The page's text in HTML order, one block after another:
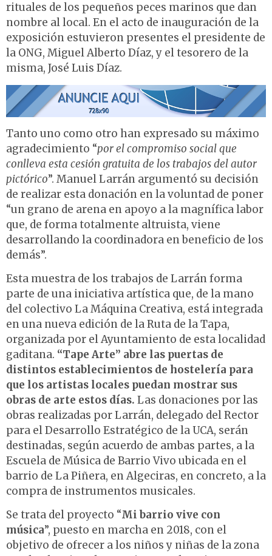
rituales de los pequeños peces marinos que dan
nombre al local. En el acto de inauguración de la
exposición estuvieron presentes el presidente de
la ONG, Miguel Alberto Díaz, y el tesorero de la
misma, José Luis Díaz.
Tanto uno como otro han expresado su máximo
agradecimiento “por el compromiso social que
conlleva esta cesión gratuita de los trabajos del autor
pictórico”. Manuel Larrán argumentó su decisión
de realizar esta donación en la voluntad de poner
“un grano de arena en apoyo a la magnífica labor
que, de forma totalmente altruista, viene
desarrollando la coordinadora en beneficio de los
demás”.
Esta muestra de los trabajos de Larrán forma
parte de una iniciativa artística que, de la mano
del colectivo La Máquina Creativa, está integrada
en una nueva edición de la Ruta de la Tapa,
organizada por el Ayuntamiento de esta localidad
gaditana. “Tape Arte” abre las puertas de
distintos establecimientos de hostelería para
que los artistas locales puedan mostrar sus
obras de arte estos días. Las donaciones por las
obras realizadas por Larrán, delegado del Rector
para el Desarrollo Estratégico de la UCA, serán
destinadas, según acuerdo de ambas partes, a la
Escuela de Música de Barrio Vivo ubicada en el
barrio de La Piñera, en Algeciras, en concreto, a la
compra de instrumentos musicales.
Se trata del proyecto “Mi barrio vive con
música”, puesto en marcha en 2018, con el
objetivo de ofrecer a los niños y niñas de la zona